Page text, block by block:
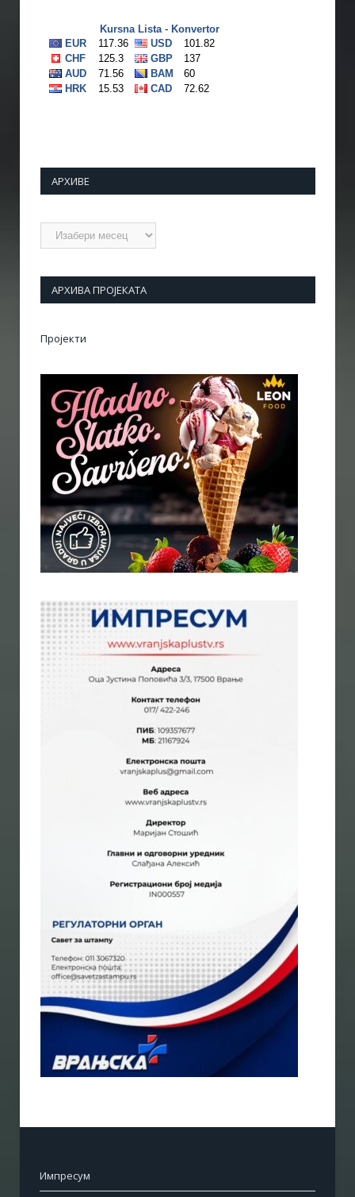
АРХИВЕ
Архиве
АРХИВА ПРОЈЕКАТА
Пројекти
Импресум